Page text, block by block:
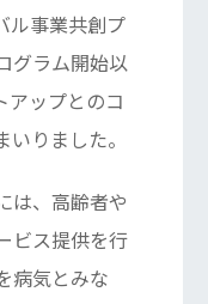
ル事業共創プ
グラム開始以
アップとのコ
りました。
は、高齢者や
ビス提供を行
病気とみな